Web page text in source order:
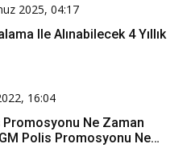
2025, 04:17
Ile Alınabilecek 4 Yıllık
16:04
Ne Zaman
Polis Promosyonu Ne